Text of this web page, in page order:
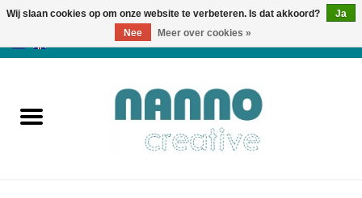
Producten
Wij slaan cookies op om onze website te verbeteren. Is dat akkoord?
Ja
Nee
Meer over cookies »